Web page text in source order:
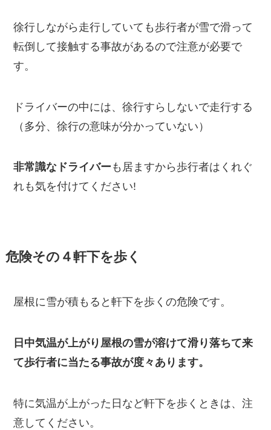
徐行しながら走行していても歩行者が雪で滑って
転倒して接触する事故があるので注意が必要で
す。
ドライバーの中には、徐行すらしないで走行する
（多分、徐行の意味が分かっていない）
非常識なドライバー も居ますから歩行者はくれぐ
れも気を付けてください!
危険その４軒下を歩く
屋根に雪が積もると軒下を歩くの危険です。
日中気温が上がり屋根の雪が溶けて滑り落ちて来
て歩行者に当たる事故が度々あります。
特に気温が上がった日など軒下を歩くときは、注
意してください。